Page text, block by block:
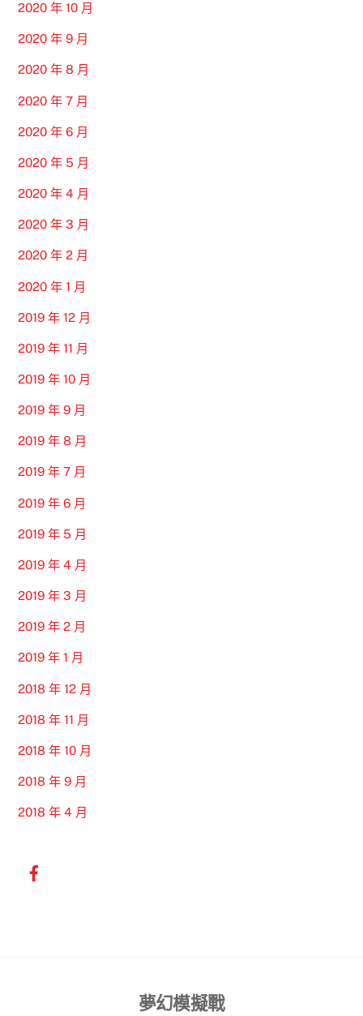
2020 年 10 月
2020 年 9 月
2020 年 8 月
2020 年 7 月
2020 年 6 月
2020 年 5 月
2020 年 4 月
2020 年 3 月
2020 年 2 月
2020 年 1 月
2019 年 12 月
2019 年 11 月
2019 年 10 月
2019 年 9 月
2019 年 8 月
2019 年 7 月
2019 年 6 月
2019 年 5 月
2019 年 4 月
2019 年 3 月
2019 年 2 月
2019 年 1 月
2018 年 12 月
2018 年 11 月
2018 年 10 月
2018 年 9 月
2018 年 4 月
Back
夢幻模擬戰